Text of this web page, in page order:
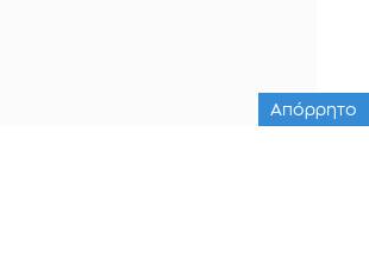
Απόρρητο